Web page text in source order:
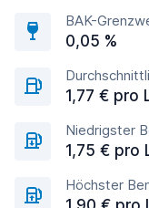
BAK-
0,05 %
1,77 € pro
Niedrigster
1,75 € pro
Höchster